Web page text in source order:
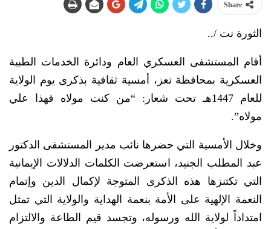
Share
الثورة نت /..
أقام المستشفى العسكري العام ودائرة الخدمات الطبية
العسكرية بمحافظة تعز، أمسية ثقافية بذكرى يوم الولاية
للعام 1447هـ تحت شعار: “من كنت مولاه فهذا علي
مولاه”.
وخلال الأمسية التي حضرها نائب مدير المستشفى الدكتور
عبد المطلب الجنيد، استعرضت الكلمات الدلالات الإيمانية
التي تكتنزها هذه الذكرى المتوجة لإكمال الدين وإتمام
النعمة الإلهية على الأمة بنعمة الهداية والولاية التي تمثل
امتداداً لولاية الله ورسوله، وتجسد قيم الطاعة والالتزام